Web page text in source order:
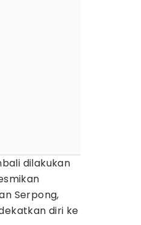
dilakukan
Serpong,
diri ke